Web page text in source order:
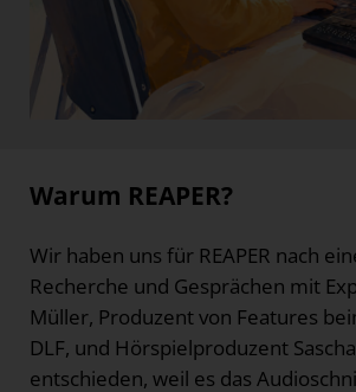
Warum REAPER?
Wir haben uns für REAPER nach
Recherche und Gesprächen mit
Müller, Produzent von Features
DLF, und Hörspielproduzent
entschieden, weil es das